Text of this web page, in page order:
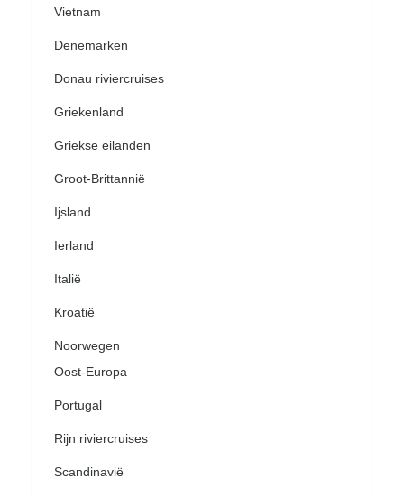
Vietnam
Denemarken
Donau riviercruises
Griekenland
Griekse eilanden
Groot-Brittannië
Ijsland
Ierland
Italië
Kroatië
Noorwegen
Oost-Europa
Portugal
Rijn riviercruises
Scandinavië